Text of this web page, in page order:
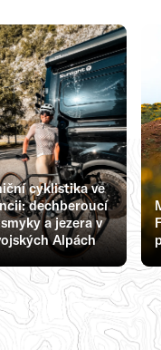
cyklistika ve
dechberoucí
a jezera v
Alpách